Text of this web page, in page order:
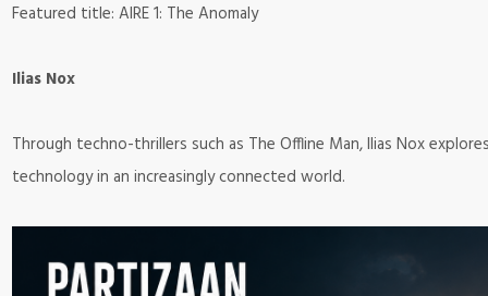
Featured title: AIRE 1: The Anomaly
Ilias Nox
Through techno-thrillers such as The Offline Man, Ilias Nox
technology in an increasingly connected world.